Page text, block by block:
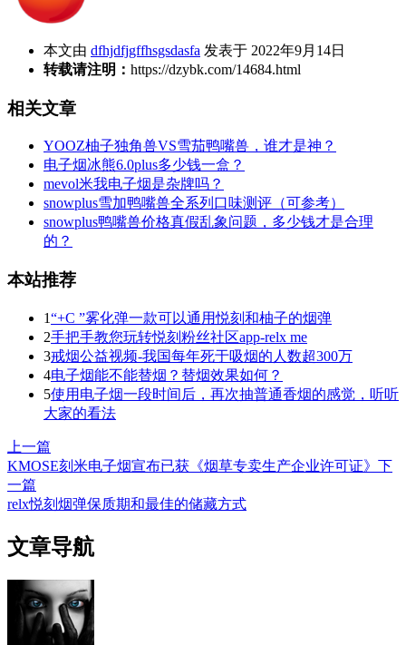
本文由 dfhjdfjgffhsgsdasfa 发表于 2022年9月14日
转载请注明： https://dzybk.com/14684.html
相关文章
YOOZ柚子独角兽VS雪茄鸭嘴兽，谁才是神？
电子烟冰熊6.0plus多少钱一盒？
mevol米我电子烟是杂牌吗？
snowplus雪加鸭嘴兽全系列口味测评（可参考）
snowplus鸭嘴兽价格真假乱象问题，多少钱才是合理
的？
本站推荐
1“+C ”雾化弹一款可以通用悦刻和柚子的烟弹
2手把手教您玩转悦刻粉丝社区app-relx me
3戒烟公益视频-我国每年死于吸烟的人数超300万
4电子烟能不能替烟？替烟效果如何？
5使用电子烟一段时间后，再次抽普通香烟的感觉，听听
大家的看法
上一篇
KMOSE刻米电子烟宣布已获《烟草专卖生产企业许可证》 下
一篇
relx悦刻烟弹保质期和最佳的储藏方式
文章导航